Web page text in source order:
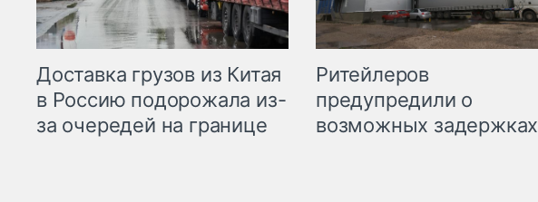
Доставка грузов из Китая
в Россию подорожала из-
за очередей на границе
Ритейлеров
предупредили о
возможных задержках